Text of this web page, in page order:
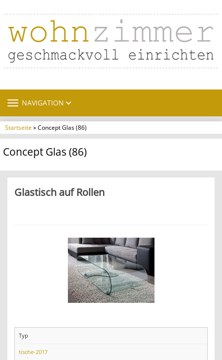
TOGGLE NAVIGATION
NAVIGATION
Startseite» Concept Glas (86)
Concept Glas (86)
Glastisch auf Rollen
Typ
tische-2017